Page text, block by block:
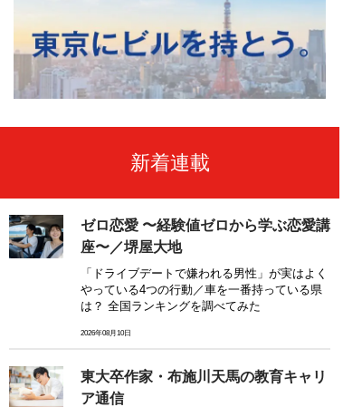
新着連載
ゼロ恋愛 〜経験値ゼロから学ぶ恋愛講
座〜／堺屋大地
「ドライブデートで嫌われる男性」が実はよく
やっている4つの行動／車を一番持っている県
は？ 全国ランキングを調べてみた
2026年08月10日
東大卒作家・布施川天馬の教育キャリ
ア通信